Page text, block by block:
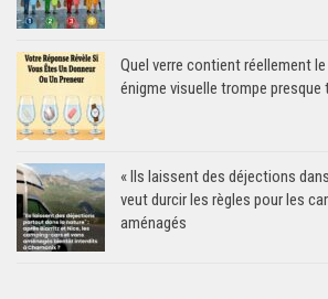
Quel verre contient réellement le
énigme visuelle trompe presque
« Ils laissent des déjections
veut durcir les règles pour les
aménagés